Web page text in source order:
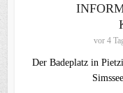
vor 4
Der Badeplatz in